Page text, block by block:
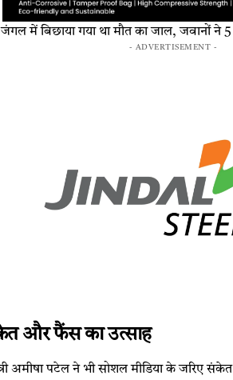
में बिछाया गया था मौत का जाल, जवानों ने
- ADVERTISEMENT -
और फैंस का उत्साह
अमीषा पटेल ने भी सोशल मीडिया के जरिए